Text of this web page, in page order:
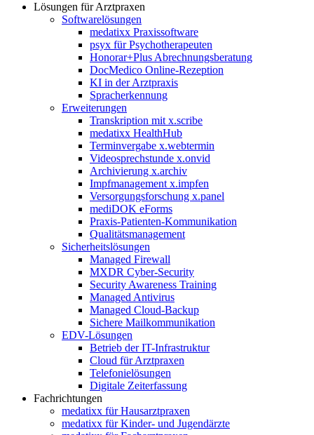
Lösungen für Arztpraxen
Softwarelösungen
medatixx Praxissoftware
psyx für Psychotherapeuten
Honorar+Plus Abrechnungsberatung
DocMedico Online-Rezeption
KI in der Arztpraxis
Spracherkennung
Erweiterungen
Transkription mit x.scribe
medatixx HealthHub
Terminvergabe x.webtermin
Videosprechstunde x.onvid
Archivierung x.archiv
Impfmanagement x.impfen
Versorgungsforschung x.panel
mediDOK eForms
Praxis-Patienten-Kommunikation
Qualitätsmanagement
Sicherheitslösungen
Managed Firewall
MXDR Cyber-Security
Security Awareness Training
Managed Antivirus
Managed Cloud-Backup
Sichere Mailkommunikation
EDV-Lösungen
Betrieb der IT-Infrastruktur
Cloud für Arztpraxen
Telefonielösungen
Digitale Zeiterfassung
Fachrichtungen
medatixx für Hausarztpraxen
medatixx für Kinder- und Jugendärzte